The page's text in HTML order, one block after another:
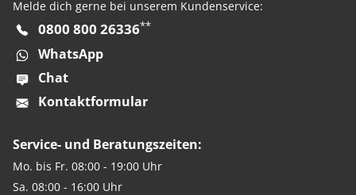
Melde dich gerne bei unserem Kundenservice:
0800 800 26336**
WhatsApp
Chat
Kontaktformular
Service- und Beratungszeiten:
Mo. bis Fr. 08:00 - 19:00 Uhr
Sa. 08:00 - 16:00 Uhr